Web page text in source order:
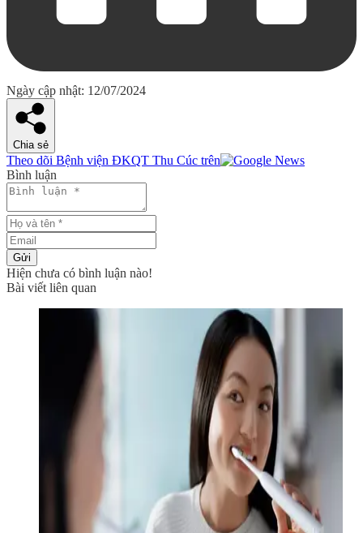
Ngày cập nhật: 12/07/2024
Chia sẻ
Theo dõi Bệnh viện ĐKQT Thu Cúc trên
Bình luận
Gửi
Hiện chưa có bình luận nào!
Bài viết liên quan